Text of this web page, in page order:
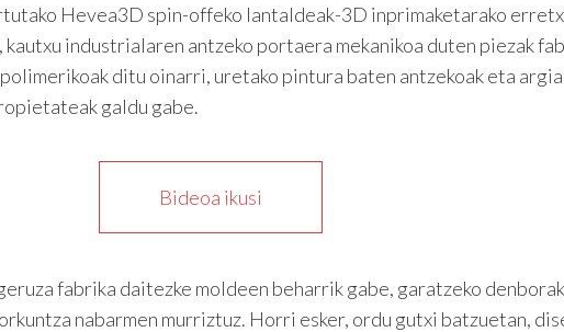
Hevea3D spin-offeko lantaldeak-3D inprimaketarako
industrialaren antzeko portaera mekanikoa duten piezak
ditu oinarri, uretako pintura baten antzekoak eta
galdu gabe.
Bideoa ikusi
fabrika daitezke moldeen beharrik gabe, garatzeko
nabarmen murriztuz. Horri esker, ordu gutxi batzuetan,